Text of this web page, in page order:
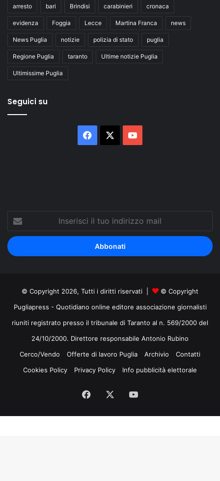
arresto bari Brindisi carabinieri cronaca
evidenza Foggia Lecce Martina Franca news
News Puglia notizie polizia di stato puglia
Regione Puglia taranto Ultime notizie Puglia
Ultimissime Puglia
Seguici su
Facebook You
tuo
indirizzo
mail
© Copyright 2026, Tutti i diritti riservati |
© Copyright
Pugliapress - Quotidiano online editore associazione giornalisti
riuniti registrato presso il tribunale di Taranto al n. 569/2000 del
24/10/2000. Direttore responsabile Antonio Rubino
Cerco/Vendo
Offerte di lavoro Puglia Archivio
Contatti
Cookies Policy
Privacy Policy Info pubblicità elettorale
Facebook You
Tube